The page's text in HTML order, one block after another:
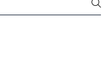
for reduserte priser!!